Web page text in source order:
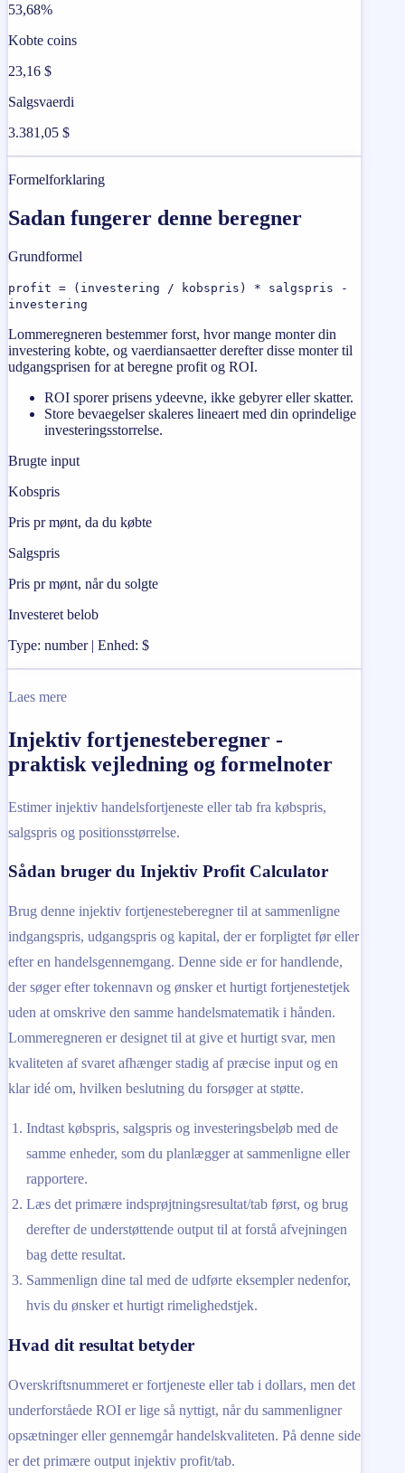
53,68%
Kobte coins
23,16 $
Salgsvaerdi
3.381,05 $
Formelforklaring
Sadan fungerer denne beregner
Grundformel
profit = (investering / kobspris) * salgspris -
investering
Lommeregneren bestemmer forst, hvor mange monter din
investering kobte, og vaerdiansaetter derefter disse monter til
udgangsprisen for at beregne profit og ROI.
ROI sporer prisens ydeevne, ikke gebyrer eller skatter.
Store bevaegelser skaleres lineaert med din oprindelige
investeringsstorrelse.
Brugte input
Kobspris
Pris pr mønt, da du købte
Salgspris
Pris pr mønt, når du solgte
Investeret belob
Type: number | Enhed: $
Laes mere
Injektiv fortjenesteberegner -
praktisk vejledning og formelnoter
Estimer injektiv handelsfortjeneste eller tab fra købspris,
salgspris og positionsstørrelse.
Sådan bruger du Injektiv Profit Calculator
Brug denne injektiv fortjenesteberegner til at sammenligne
indgangspris, udgangspris og kapital, der er forpligtet før eller
efter en handelsgennemgang. Denne side er for handlende,
der søger efter tokennavn og ønsker et hurtigt fortjenestetjek
uden at omskrive den samme handelsmatematik i hånden.
Lommeregneren er designet til at give et hurtigt svar, men
kvaliteten af svaret afhænger stadig af præcise input og en
klar idé om, hvilken beslutning du forsøger at støtte.
Indtast købspris, salgspris og investeringsbeløb med de
samme enheder, som du planlægger at sammenligne eller
rapportere.
Læs det primære indsprøjtningsresultat/tab først, og brug
derefter de understøttende output til at forstå afvejningen
bag dette resultat.
Sammenlign dine tal med de udførte eksempler nedenfor,
hvis du ønsker et hurtigt rimelighedstjek.
Hvad dit resultat betyder
Overskriftsnummeret er fortjeneste eller tab i dollars, men det
underforståede ROI er lige så nyttigt, når du sammenligner
opsætninger eller gennemgår handelskvaliteten. På denne side
er det primære output injektiv profit/tab.